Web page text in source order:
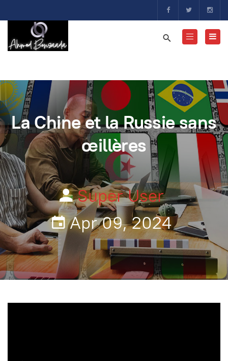
La Chine et la Russie sans
œillères
Super User
Apr 09, 2024